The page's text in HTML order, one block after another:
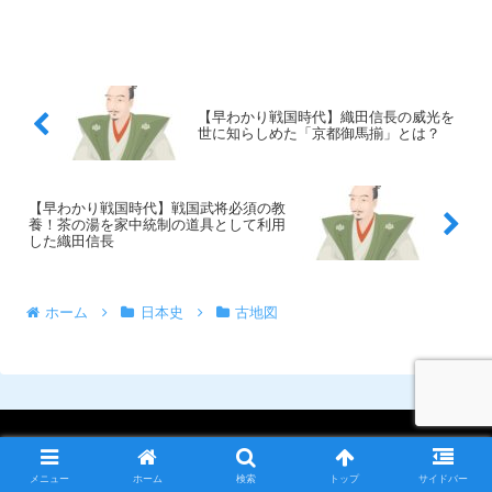
【早わかり戦国時代】織田信長の威光を
世に知らしめた「京都御馬揃」とは？
【早わかり戦国時代】戦国武将必須の教
養！茶の湯を家中統制の道具として利用
した織田信長
ホーム 日本史 古地図
歴史文化探訪ラボ
メニュー ホーム 検索 トップ サイドバー